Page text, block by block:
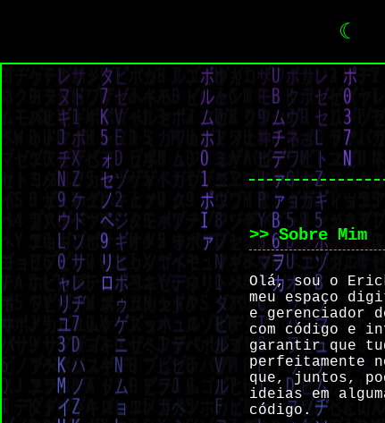
☾
>> Sobre Mim
Olá, sou o
meu espaço
e gerenciador
com código e
garantir que
perfeitamente
que, juntos,
ideias em
código.